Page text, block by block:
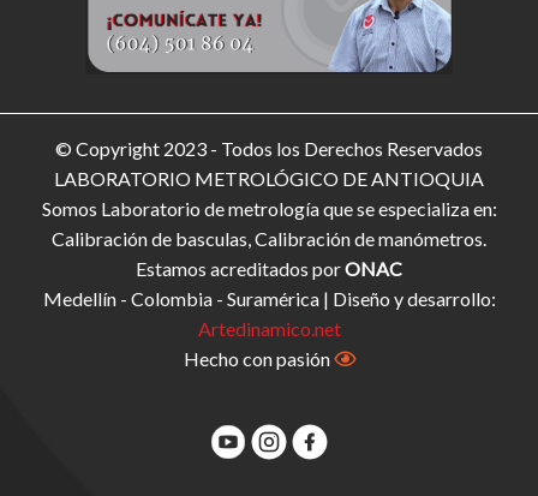
© Copyright 2023 - Todos los Derechos Reservados
LABORATORIO METROLÓGICO DE ANTIOQUIA
Somos Laboratorio de metrología que se especializa en:
Calibración de basculas, Calibración de manómetros.
Estamos acreditados porONAC
Medellín - Colombia - Suramérica | Diseño y desarrollo:
Artedinamico.net
Hecho con pasión